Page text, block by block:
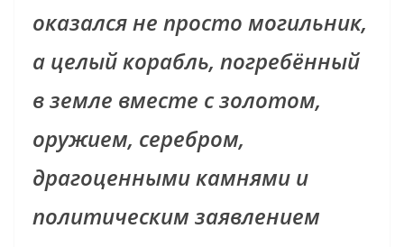
оказался не просто могильник,
а целый корабль, погребённый
в земле вместе с золотом,
оружием, серебром,
драгоценными камнями и
политическим заявлением